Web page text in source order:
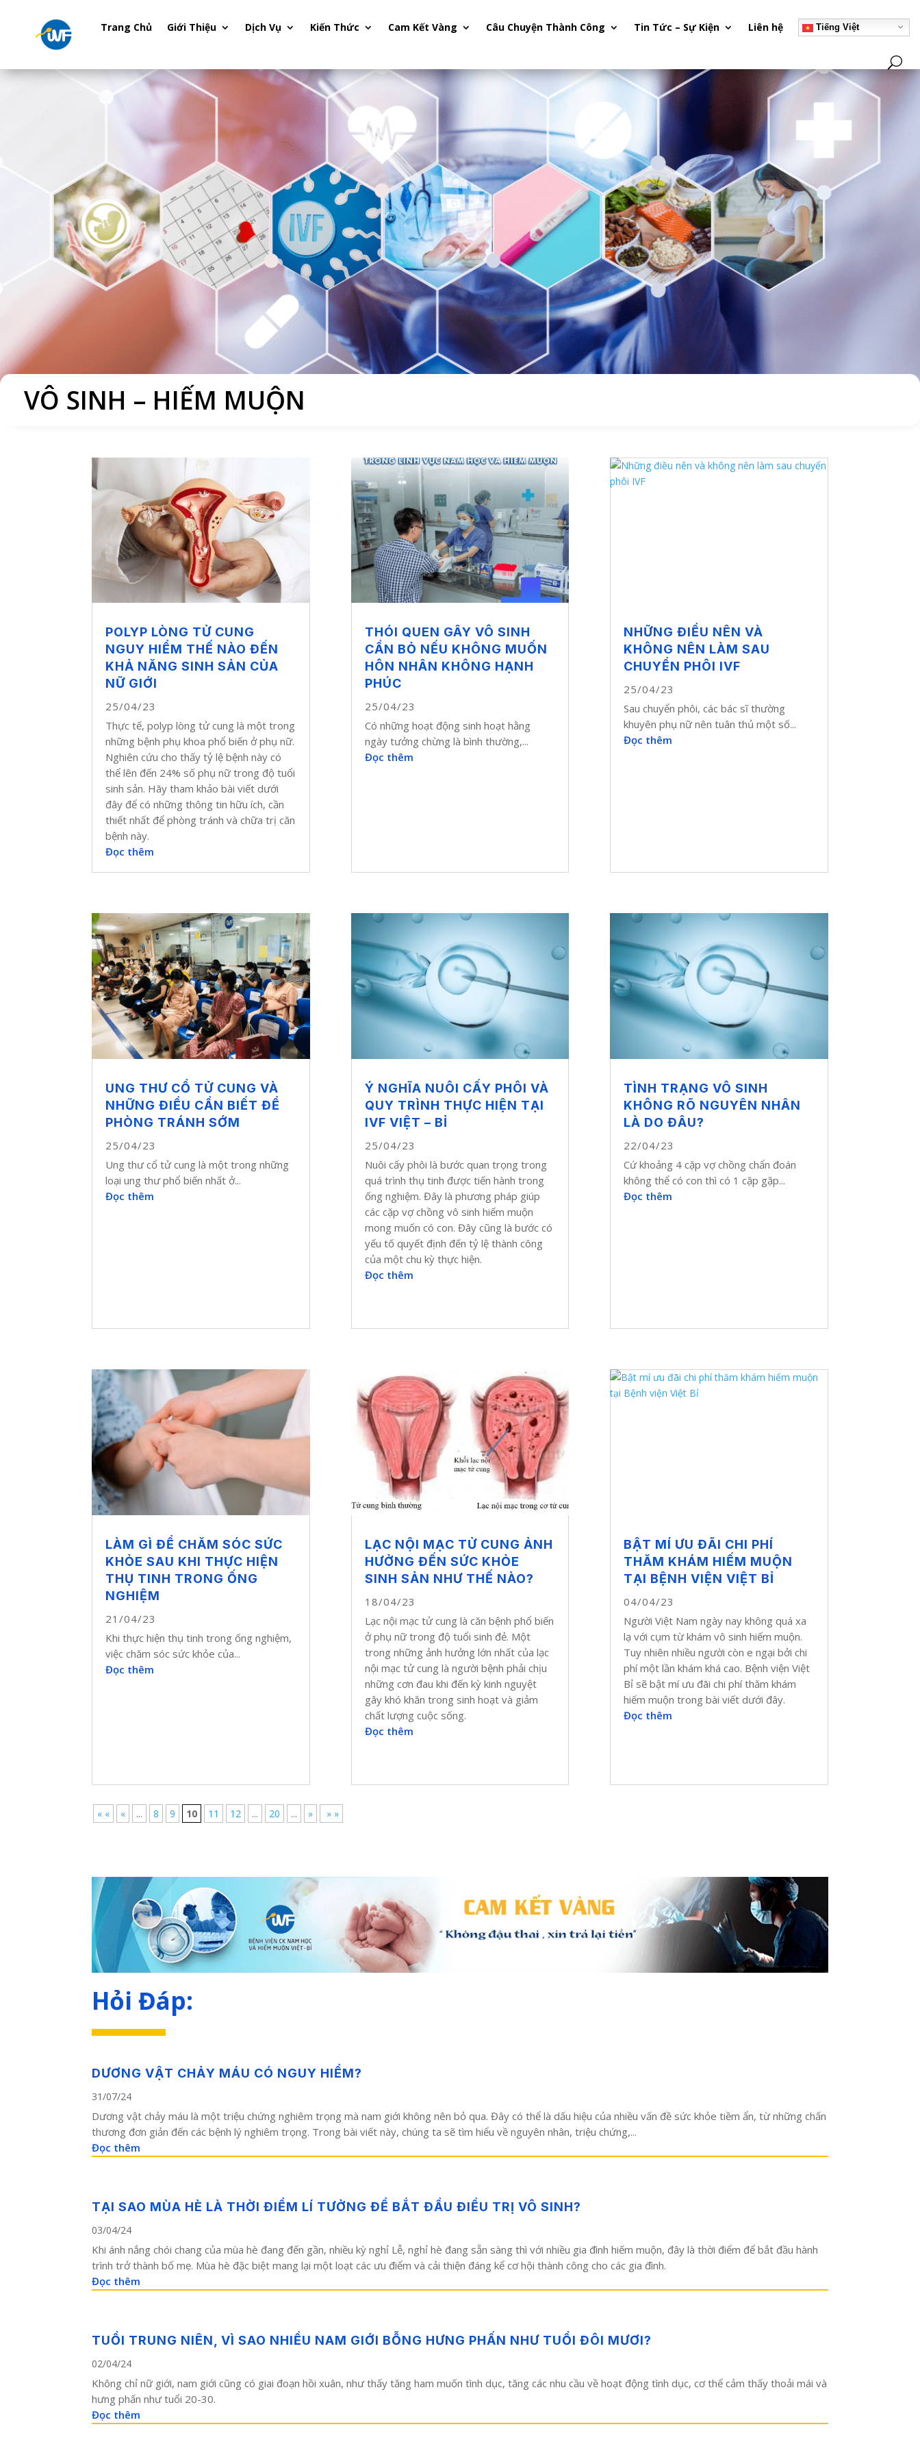
Trang Chủ Giới Thiệu Dịch Vụ Kiến Thức Cam Kết Vàng Câu Chuyện Thành Công Tin Tức – Sự Kiện Liên hệ Tiếng Việt
VÔ SINH – HIẾM MUỘN
POLYP LÒNG TỬ CUNG
NGUY HIỂM THẾ NÀO ĐẾN
KHẢ NĂNG SINH SẢN CỦA
NỮ GIỚI
25/04/23
Thực tế, polyp lòng tử cung là một trong
những bệnh phụ khoa phổ biến ở phụ nữ.
Nghiên cứu cho thấy tỷ lệ bệnh này có
thể lên đến 24% số phụ nữ trong độ tuổi
sinh sản. Hãy tham khảo bài viết dưới
đây để có những thông tin hữu ích, cần
thiết nhất để phòng tránh và chữa trị căn
bệnh này.
Đọc thêm
UNG THƯ CỔ TỬ CUNG VÀ
NHỮNG ĐIỀU CẦN BIẾT ĐỂ
PHÒNG TRÁNH SỚM
25/04/23
Ung thư cổ tử cung là một trong những
loại ung thư phổ biến nhất ở...
Đọc thêm
LÀM GÌ ĐỂ CHĂM SÓC SỨC
KHỎE SAU KHI THỰC HIỆN
THỤ TINH TRONG ỐNG
NGHIỆM
21/04/23
Khi thực hiện thụ tinh trong ống nghiệm,
việc chăm sóc sức khỏe của...
Đọc thêm
THÓI QUEN GÂY VÔ SINH
CẦN BỎ NẾU KHÔNG MUỐN
HÔN NHÂN KHÔNG HẠNH
PHÚC
25/04/23
Có những hoạt động sinh hoạt hằng
ngày tưởng chừng là bình thường,...
Đọc thêm
Ý NGHĨA NUÔI CẤY PHÔI VÀ
QUY TRÌNH THỰC HIỆN TẠI
IVF VIỆT – BỈ
25/04/23
Nuôi cấy phôi là bước quan trọng trong
quá trình thụ tinh được tiến hành trong
ống nghiệm. Đây là phương pháp giúp
các cặp vợ chồng vô sinh hiếm muộn
mong muốn có con. Đây cũng là bước có
yếu tố quyết định đến tỷ lệ thành công
của một chu kỳ thực hiện.
Đọc thêm
LẠC NỘI MẠC TỬ CUNG ẢNH
HƯỞNG ĐẾN SỨC KHỎE
SINH SẢN NHƯ THẾ NÀO?
18/04/23
Lạc nội mạc tử cung là căn bệnh phổ biến
ở phụ nữ trong độ tuổi sinh đẻ. Một
trong những ảnh hưởng lớn nhất của lạc
nội mạc tử cung là người bệnh phải chịu
những cơn đau khi đến kỳ kinh nguyệt
gây khó khăn trong sinh hoạt và giảm
chất lượng cuộc sống.
Đọc thêm
NHỮNG ĐIỀU NÊN VÀ
KHÔNG NÊN LÀM SAU
CHUYỂN PHÔI IVF
25/04/23
Sau chuyển phôi, các bác sĩ thường
khuyên phụ nữ nên tuân thủ một số...
Đọc thêm
TÌNH TRẠNG VÔ SINH
KHÔNG RÕ NGUYÊN NHÂN
LÀ DO ĐÂU?
22/04/23
Cứ khoảng 4 cặp vợ chồng chẩn đoán
không thể có con thì có 1 cặp gặp...
Đọc thêm
BẬT MÍ ƯU ĐÃI CHI PHÍ
THĂM KHÁM HIẾM MUỘN
TẠI BỆNH VIỆN VIỆT BỈ
04/04/23
Người Việt Nam ngày nay không quá xa
lạ với cụm từ khám vô sinh hiếm muộn.
Tuy nhiên nhiều người còn e ngại bởi chi
phí một lần khám khá cao. Bệnh viện Việt
Bỉ sẽ bật mí ưu đãi chi phí thăm khám
hiếm muộn trong bài viết dưới đây.
Đọc thêm
« « « ... 8 9 10 11 12 ... 20 ... » » »
Hỏi Đáp:
DƯƠNG VẬT CHẢY MÁU CÓ NGUY HIỂM?
31/07/24
Dương vật chảy máu là một triệu chứng nghiêm trọng mà nam giới không nên bỏ qua. Đây có thể là dấu hiệu của nhiều vấn đề sức khỏe tiềm ẩn, từ những chấn
thương đơn giản đến các bệnh lý nghiêm trọng. Trong bài viết này, chúng ta sẽ tìm hiểu về nguyên nhân, triệu chứng,...
Đọc thêm
TẠI SAO MÙA HÈ LÀ THỜI ĐIỂM LÍ TƯỞNG ĐỂ BẮT ĐẦU ĐIỀU TRỊ VÔ SINH?
03/04/24
Khi ánh nắng chói chang của mùa hè đang đến gần, nhiều kỳ nghỉ Lễ, nghỉ hè đang sẵn sàng thì với nhiều gia đình hiếm muộn, đây là thời điểm để bắt đầu hành
trình trở thành bố mẹ. Mùa hè đặc biệt mang lại một loạt các ưu điểm và cải thiện đáng kể cơ hội thành công cho các gia đình.
Đọc thêm
TUỔI TRUNG NIÊN, VÌ SAO NHIỀU NAM GIỚI BỖNG HƯNG PHẤN NHƯ TUỔI ĐÔI MƯƠI?
02/04/24
Không chỉ nữ giới, nam giới cũng có giai đoạn hồi xuân, như thấy tăng ham muốn tình dục, tăng các nhu cầu về hoạt động tình dục, cơ thể cảm thấy thoải mái và
hưng phấn như tuổi 20-30.
Đọc thêm